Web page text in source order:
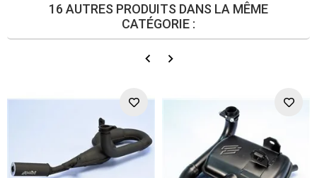
16 AUTRES PRODUITS DANS LA MÊME
CATÉGORIE :